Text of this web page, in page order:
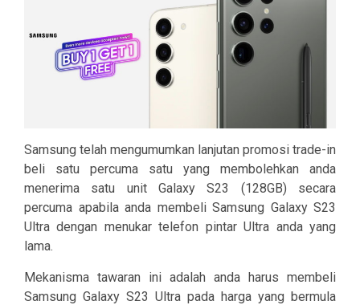
Samsung telah mengumumkan lanjutan promosi trade-in
beli satu percuma satu yang membolehkan anda
menerima satu unit Galaxy S23 (128GB) secara
percuma apabila anda membeli Samsung Galaxy S23
Ultra dengan menukar telefon pintar Ultra anda yang
lama.
Mekanisma tawaran ini adalah anda harus membeli
Samsung Galaxy S23 Ultra pada harga yang bermula